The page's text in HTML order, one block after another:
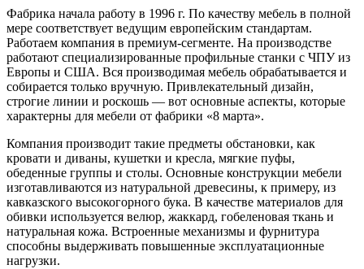
Фабрика начала работу в 1996 г. По качеству мебель в полной
мере соответствует ведущим европейским стандартам.
Работаем компания в премиум-сегменте. На производстве
работают специализированные профильные станки с ЧПУ из
Европы и США. Вся производимая мебель обрабатывается и
собирается только вручную. Привлекательный дизайн,
строгие линии и роскошь — вот основные аспекты, которые
характерны для мебели от фабрики «8 марта».
Компания производит такие предметы обстановки, как
кровати и диваны, кушетки и кресла, мягкие пуфы,
обеденные группы и столы. Основные конструкции мебели
изготавливаются из натуральной древесины, к примеру, из
кавказского высокогорного бука. В качестве материалов для
обивки используется велюр, жаккард, гобеленовая ткань и
натуральная кожа. Встроенные механизмы и фурнитура
способны выдерживать повышенные эксплуатационные
нагрузки.